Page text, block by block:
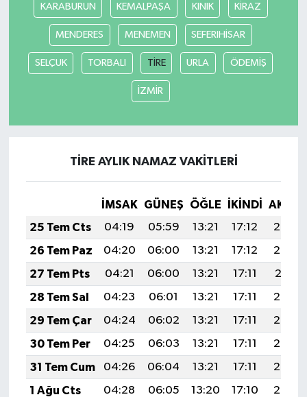
KARABURUN KEMALPAŞA KINIK KİRAZ
MENDERES MENEMEN SEFERIHİSAR
SELÇUK TORBALI TİRE URLA ÖDEMİŞ
İZMİR
TİRE AYLIK NAMAZ VAKITLERI
İMSAK GÜNEŞ ÖĞLE İKINDI
25 Tem Cts
04:19 05:59 13:21 17:12
20:33
26 Tem Paz
04:20 06:00 13:21 17:12
20:32
27 Tem Pts
04:21 06:00 13:21 17:11
20:31
28 Tem Sal
04:23 06:01 13:21 17:11
20:30
29 Tem Çar
04:24 06:02 13:21 17:11
20:29
30 Tem Per
04:25 06:03 13:21 17:11
20:28
31 Tem Cum
04:26 06:04 13:21 17:11
20:27
1 Ağu Cts
04:28 06:05 13:20 17:10
20:26